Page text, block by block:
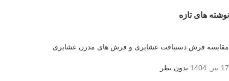
نوشته های تازه
مقایسه فرش دستبافت عشایری و فرش های مدرن عشایری
17 تیر, 1404 بدون نظر